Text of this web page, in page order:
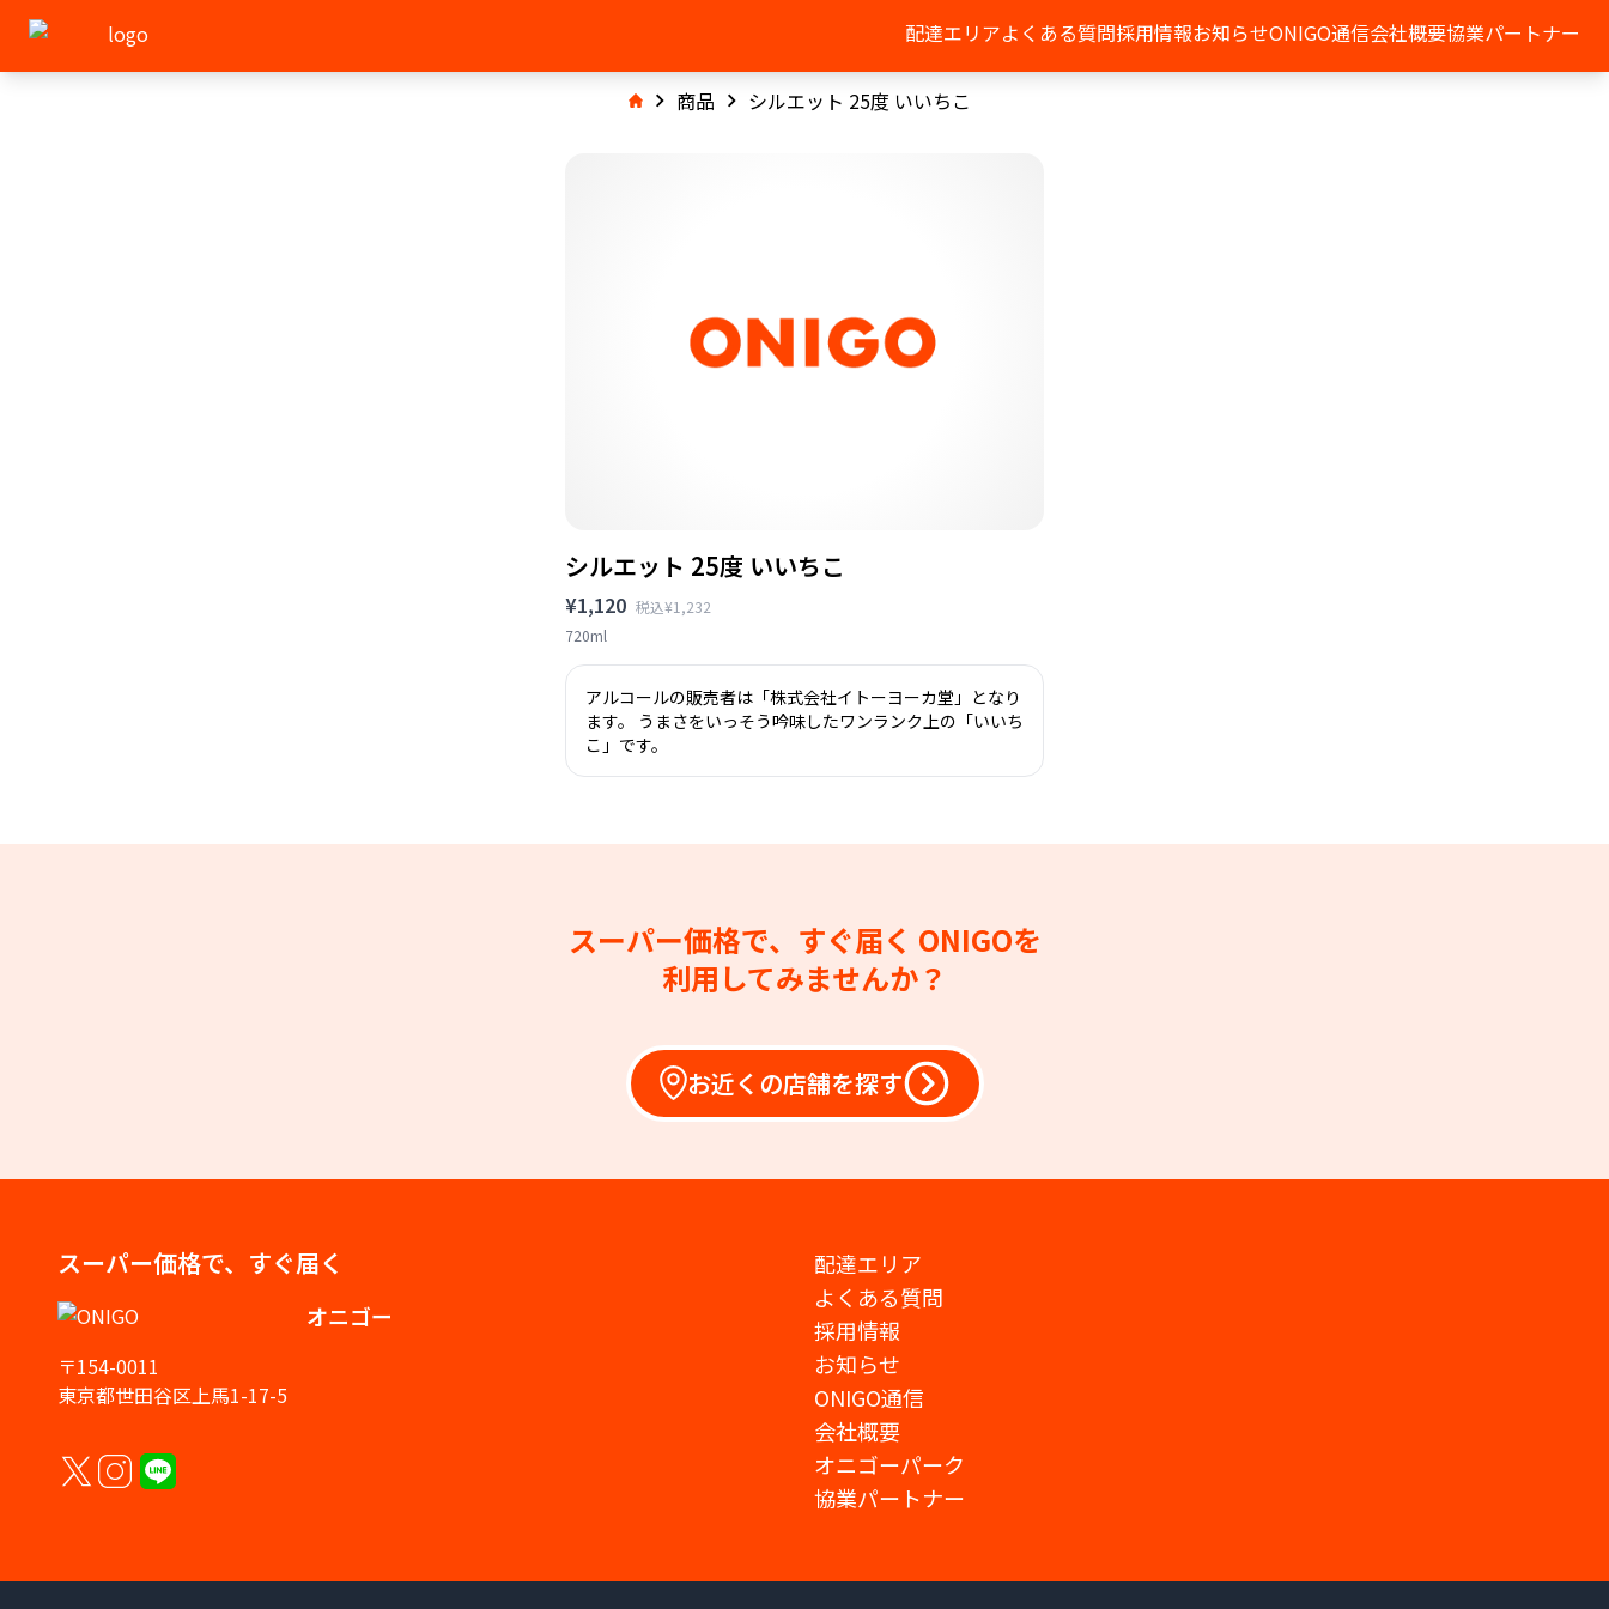
配達エリアよくある質問採用情報お知らせONIGO通信会社概要協業パートナー
商品 シルエット 25度 いいちこ
シルエット 25度 いいちこ
¥1,120 税込¥1,232
720ml
アルコールの販売者は「株式会社イトーヨーカ堂」となり
ます。 うまさをいっそう吟味したワンランク上の「いいち
こ」です。
スーパー価格で、すぐ届く ONIGOを
利用してみませんか？
お近くの店舗を探す
スーパー価格で、すぐ届く
オニゴー
〒154-0011
東京都世田谷区上馬1-17-5
配達エリア
よくある質問
採用情報
お知らせ
ONIGO通信
会社概要
オニゴーパーク
協業パートナー